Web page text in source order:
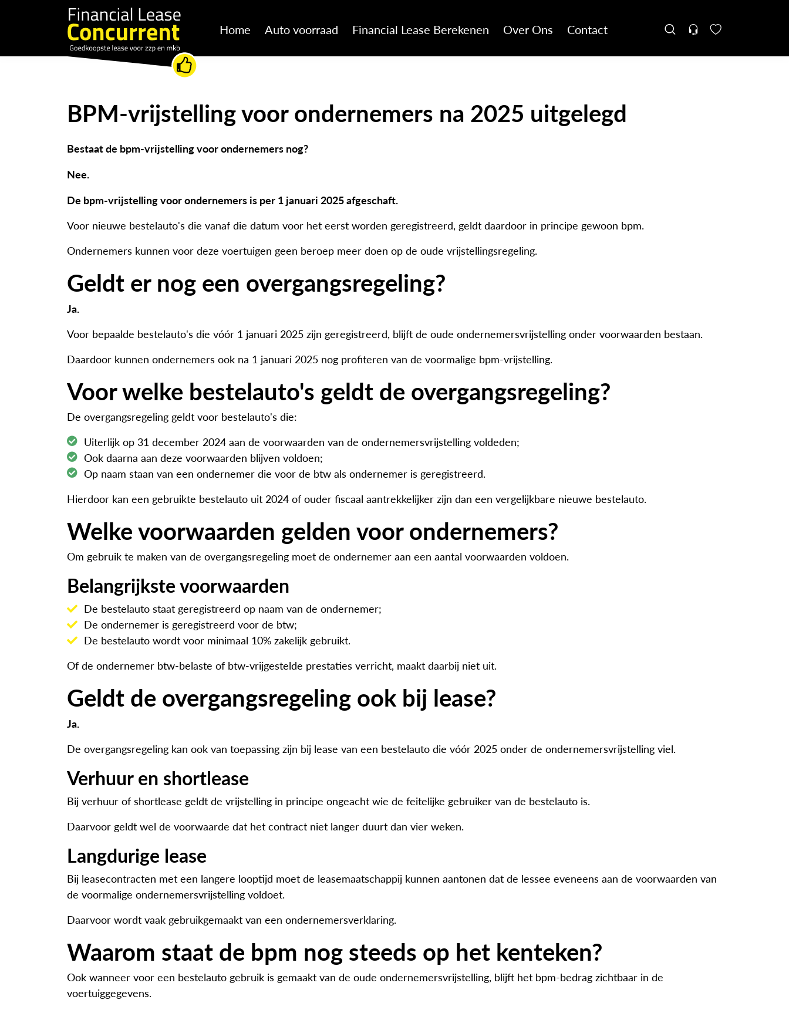
Home Auto voorraad Financial Lease Berekenen Over Ons Contact
BPM-vrijstelling voor ondernemers na 2025 uitgelegd
Bestaat de bpm-vrijstelling voor ondernemers nog?
Nee.
De bpm-vrijstelling voor ondernemers is per 1 januari 2025 afgeschaft.
Voor nieuwe bestelauto's die vanaf die datum voor het eerst worden geregistreerd, geldt daardoor in principe gewoon bpm.
Ondernemers kunnen voor deze voertuigen geen beroep meer doen op de oude vrijstellingsregeling.
Geldt er nog een overgangsregeling?
Ja.
Voor bepaalde bestelauto's die vóór 1 januari 2025 zijn geregistreerd, blijft de oude ondernemersvrijstelling onder voorwaarden bestaan.
Daardoor kunnen ondernemers ook na 1 januari 2025 nog profiteren van de voormalige bpm-vrijstelling.
Voor welke bestelauto's geldt de overgangsregeling?
De overgangsregeling geldt voor bestelauto's die:
Uiterlijk op 31 december 2024 aan de voorwaarden van de ondernemersvrijstelling voldeden;
Ook daarna aan deze voorwaarden blijven voldoen;
Op naam staan van een ondernemer die voor de btw als ondernemer is geregistreerd.
Hierdoor kan een gebruikte bestelauto uit 2024 of ouder fiscaal aantrekkelijker zijn dan een vergelijkbare nieuwe bestelauto.
Welke voorwaarden gelden voor ondernemers?
Om gebruik te maken van de overgangsregeling moet de ondernemer aan een aantal voorwaarden voldoen.
Belangrijkste voorwaarden
De bestelauto staat geregistreerd op naam van de ondernemer;
De ondernemer is geregistreerd voor de btw;
De bestelauto wordt voor minimaal 10% zakelijk gebruikt.
Of de ondernemer btw-belaste of btw-vrijgestelde prestaties verricht, maakt daarbij niet uit.
Geldt de overgangsregeling ook bij lease?
Ja.
De overgangsregeling kan ook van toepassing zijn bij lease van een bestelauto die vóór 2025 onder de ondernemersvrijstelling viel.
Verhuur en shortlease
Bij verhuur of shortlease geldt de vrijstelling in principe ongeacht wie de feitelijke gebruiker van de bestelauto is.
Daarvoor geldt wel de voorwaarde dat het contract niet langer duurt dan vier weken.
Langdurige lease
Bij leasecontracten met een langere looptijd moet de leasemaatschappij kunnen aantonen dat de lessee eveneens aan de voorwaarden van
de voormalige ondernemersvrijstelling voldoet.
Daarvoor wordt vaak gebruikgemaakt van een ondernemersverklaring.
Waarom staat de bpm nog steeds op het kenteken?
Ook wanneer voor een bestelauto gebruik is gemaakt van de oude ondernemersvrijstelling, blijft het bpm-bedrag zichtbaar in de
voertuiggegevens.